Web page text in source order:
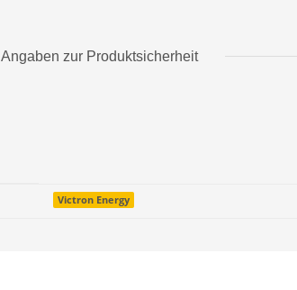
Angaben zur Produktsicherheit
Victron Energy